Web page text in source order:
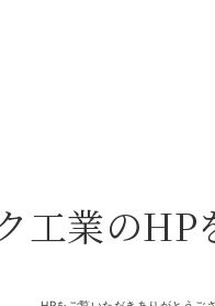
工業のHP